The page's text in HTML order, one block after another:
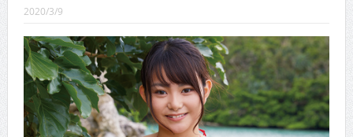
CINEMA×STYLE 287号
CINEMA×STYLE 286号
CINEMA×STYLE 285号
2020/3/9